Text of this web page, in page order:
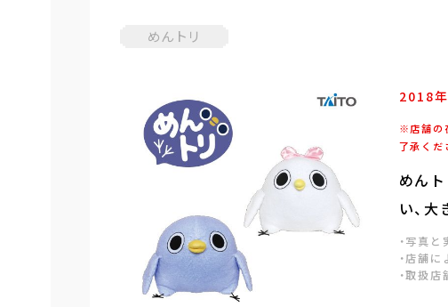
めんトリ
2018年
※店舗の
了承くだ
めん
い、
・写真
・店舗
・取扱